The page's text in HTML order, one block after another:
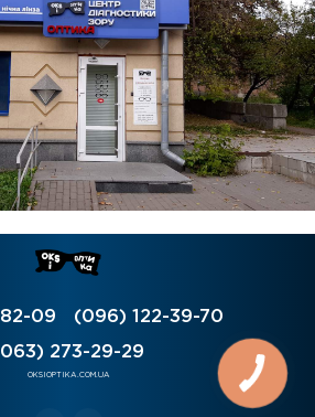
09 (096) 122-39-70
273-29-29
OKSIOPTIKA.COM.UA